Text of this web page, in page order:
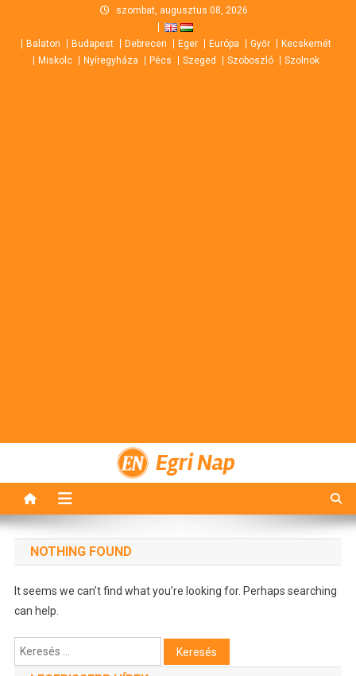
content
szombat, augusztus 08, 2026
Balaton Budapest Debrecen Eger Európa Győr
Kecskemét
Miskolc
Nyíregyháza Pécs Szeged Szoboszló Szolnok
Egri Nap
NOTHING FOUND
It seems we can’t find what you’re looking for. Perhaps searching
can help.
Keresés: